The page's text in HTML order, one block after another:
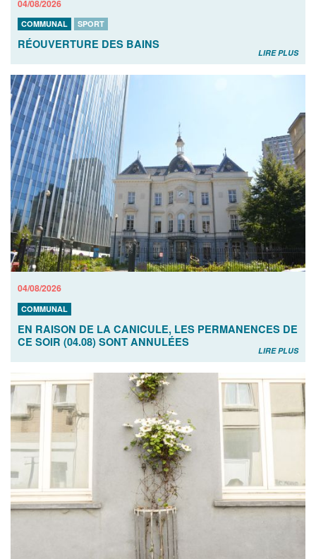
04/08/2026
COMMUNAL SPORT
RÉOUVERTURE DES BAINS
LIRE PLUS
04/08/2026
COMMUNAL
EN RAISON DE LA CANICULE, LES PERMANENCES DE
CE SOIR (04.08) SONT ANNULÉES
LIRE PLUS